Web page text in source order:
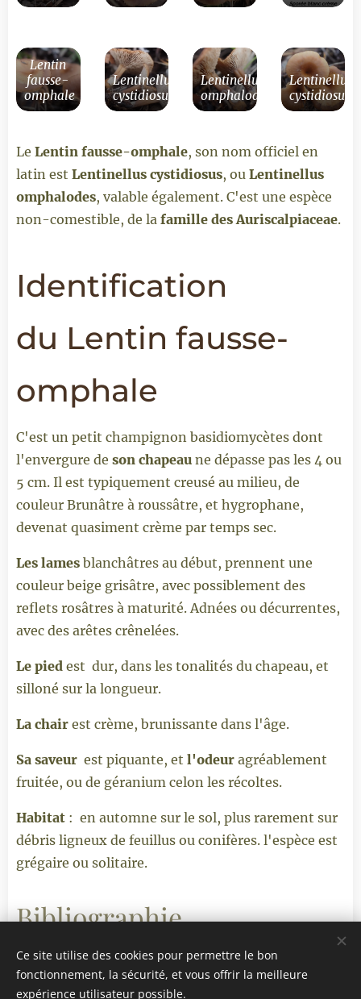
Lentin
fausse-
omphale
Lentinellus
cystidiosus
Lentinellus
omphalodes
Lentinellus
cystidiosus
Le Lentin fausse-omphale, son nom officiel en
latin est Lentinellus cystidiosus, ou Lentinellus
omphalodes, valable également. C'est une espèce
non-comestible, de la famille des Auriscalpiaceae.
Identification
du Lentin fausse-
omphale
C'est un petit champignon basidiomycètes dont
l'envergure de son chapeau ne dépasse pas les 4 ou
5 cm. Il est typiquement creusé au milieu, de
couleur Brunâtre à roussâtre, et hygrophane,
devenat quasiment crème par temps sec.
Les lames blanchâtres au début, prennent une
couleur beige grisâtre, avec possiblement des
reflets rosâtres à maturité. Adnées ou décurrentes,
avec des arêtes crênelées.
Le pied est dur, dans les tonalités du chapeau, et
silloné sur la longueur.
La chair est crème, brunissante dans l'âge.
Sa saveur est piquante, et l'odeur agréablement
fruitée, ou de géranium celon les récoltes.
Habitat : en automne sur le sol, plus rarement sur
débris ligneux de feuillus ou conifères. l'espèce est
grégaire ou solitaire.
Bibliographie
Guide des champignons de France et Europe 4e
édition par Guillaume Eyssartiet et Pierre Roux.
Ce site utilise des cookies pour permettre le bon
fonctionnement, la sécurité, et vous offrir la meilleure
expérience utilisateur possible.